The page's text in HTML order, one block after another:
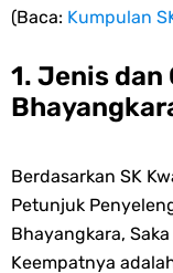
(Baca: Kumpulan
1. Jenis dan
Berdasarkan SK
Petunjuk
Bhayangkara,
Keempatnya